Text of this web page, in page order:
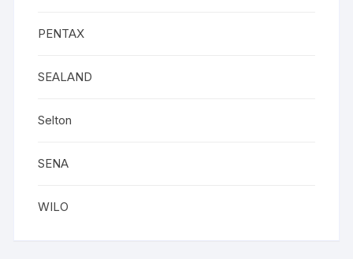
PENTAX
SEALAND
Selton
SENA
WILO